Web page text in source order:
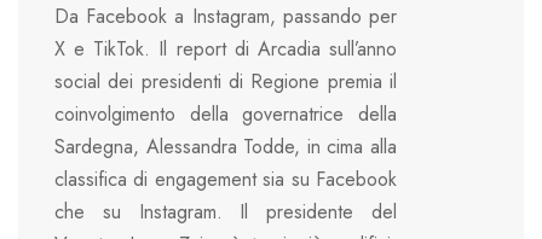
Da Facebook a Instagram, passando per
X e TikTok. Il report di Arcadia sull’anno
social dei presidenti di Regione premia il
coinvolgimento della governatrice della
Sardegna, Alessandra Todde, in cima alla
classifica di engagement sia su Facebook
che su Instagram. Il presidente del